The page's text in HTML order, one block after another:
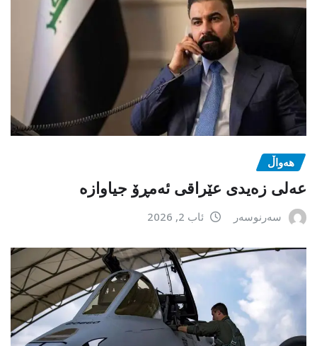
هەواڵ
عەلی زەیدی عێراقی ئەمڕۆ جیاوازە
سەرنوسەر ئاب 2, 2026